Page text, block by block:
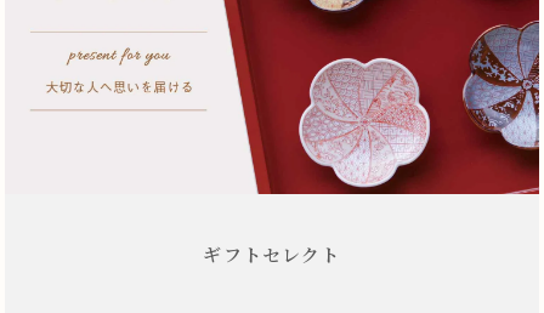
ギフトセレクト